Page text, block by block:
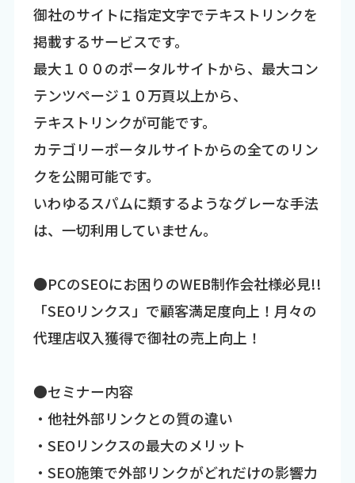
御社のサイトに指定文字でテキストリンクを
掲載するサービスです。
最大１００のポータルサイトから、最大コン
テンツページ１０万頁以上から、
テキストリンクが可能です。
カテゴリーポータルサイトからの全てのリン
クを公開可能です。
いわゆるスパムに類するようなグレーな手法
は、一切利用していません。
●PCのSEOにお困りのWEB制作会社様必見!!
「SEOリンクス」で顧客満足度向上！月々の
代理店収入獲得で御社の売上向上！
●セミナー内容
・他社外部リンクとの質の違い
・SEOリンクスの最大のメリット
・SEO施策で外部リンクがどれだけの影響力